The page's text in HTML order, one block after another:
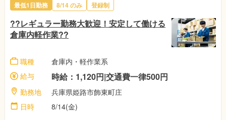
最低1日勤務 8/14 のみ 登録制
??レギュラー勤務大歓迎！安定して働ける
倉庫内軽作業??
職種
倉庫内・軽作業系
給与
時給：1,120円|交通費一律500円
勤務地
兵庫県姫路市飾東町庄
日時
8/14(金)